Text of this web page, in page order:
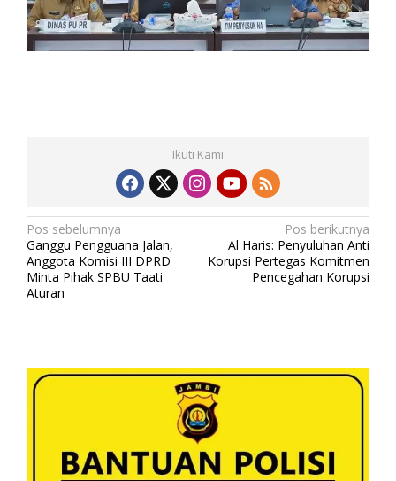
a
h
K
T
u
n
2
0
Ikuti Kami
N
a
v
i
s
Pos sebelumnya
Ganggu Pengguana Jalan,
Anggota Komisi III DPRD
Minta Pihak SPBU Taati
Aturan
Pos berikutnya
Al Haris: Penyuluhan Anti
Korupsi Pertegas Komitmen
Pencegahan Korupsi